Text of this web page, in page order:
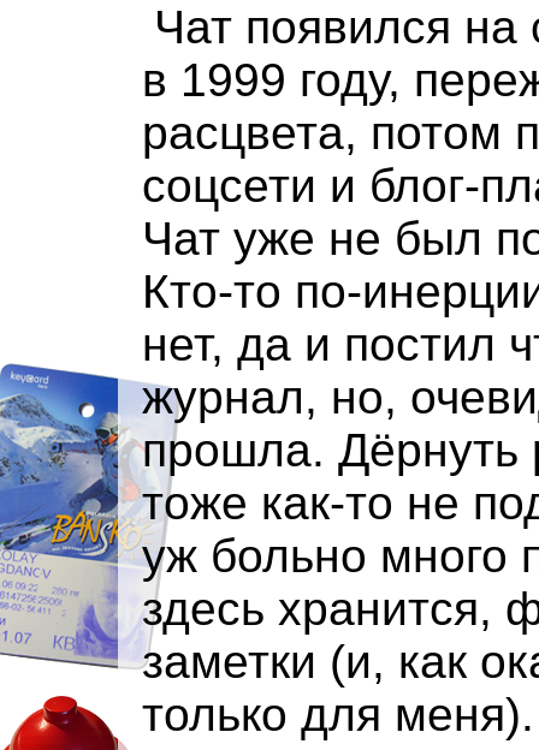
Чат появился на
в 1999 году,
расцвета, потом
соцсети и блог-
Чат уже не был
Кто-то по-
нет, да и постил
журнал, но,
прошла. Дёрнуть
тоже как-то не
уж больно много
здесь хранится,
заметки (и, как
только для меня).